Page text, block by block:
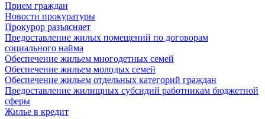
Прием граждан
Новости прокуратуры
Прокурор разъясняет
Предоставление жилых помещений по договорам
социального найма
Обеспечение жильем многодетных семей
Обеспечение жильем молодых семей
Обеспечение жильем отдельных категорий граждан
Предоставление жилищных субсидий работникам бюджетной
сферы
Жилье в кредит